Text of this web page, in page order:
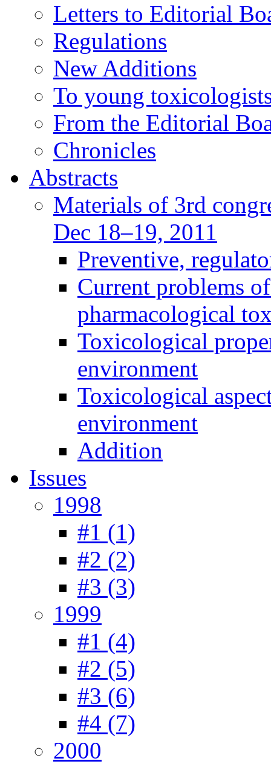
Letters to Editorial
Regulations
New Additions
To young
From the Editorial
Chronicles
Abstracts
Materials of 3rd
Dec 18–19, 2011
Preventive,
Current problems
pharmacological
Toxicological
environment
Toxicological
environment
Addition
Issues
1998
#1 (1)
#2 (2)
#3 (3)
1999
#1 (4)
#2 (5)
#3 (6)
#4 (7)
2000